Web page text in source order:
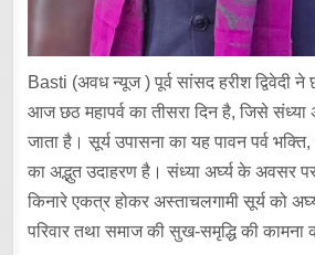
Basti (अवध न्यूज ) पूर्व सांसद हरीश द्विवेदी ने
आज छठ महापर्व का तीसरा दिन है, जिसे संध्या
जाता है। सूर्य उपासना का यह पावन पर्व
का अद्भुत उदाहरण है। संध्या अर्घ्य के अवसर
किनारे एकत्र होकर अस्ताचलगामी सूर्य को
परिवार तथा समाज की सुख-समृद्धि की कामना